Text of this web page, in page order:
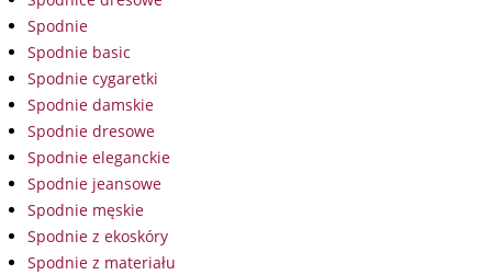
Spodnie
Spodnie basic
Spodnie cygaretki
Spodnie damskie
Spodnie dresowe
Spodnie eleganckie
Spodnie jeansowe
Spodnie męskie
Spodnie z ekoskóry
Spodnie z materiału